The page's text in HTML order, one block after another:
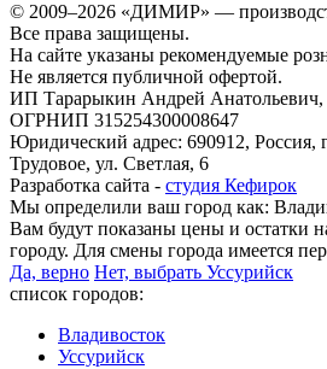
© 2009–2026 «ДИМИР» —
Все права защищены.
На сайте указаны рекомендуемые
Не является публичной офертой.
ИП Тарарыкин Андрей
ОГРНИП 315254300008647
Юридический адрес: 690912, Россия,
Трудовое, ул. Светлая, 6
Разработка сайта - студия Кефирок
Мы определили ваш город как:
Вам будут показаны цены и остатки
городу. Для смены города имеется
Да, верно Нет, выбрать Уссурийск
список городов:
Владивосток
Уссурийск